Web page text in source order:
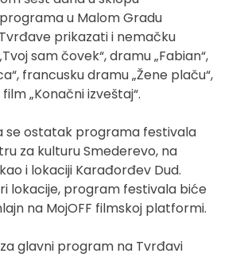
u Malom Gradu
prikazati i nemačku
sam čovek“, dramu „Fabian“,
francusku dramu „Žene plaču“,
„Konačni izveštaj“.
se ostatak programa festivala
za kulturu Smederevo, na
i lokaciji Karađorđev Dud.
lokacije, program festivala biće
na MojOFF filmskoj platformi.
glavni program na Tvrđavi